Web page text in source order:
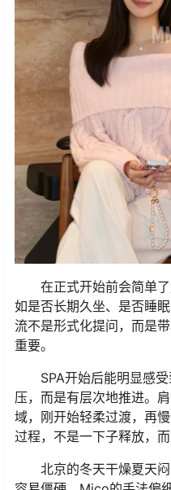
在正式开始前会简单
如是否长期久坐、是否睡
流不是形式化提问，而是
重要。
SPA开始后能明显感
压，而是有层次地推进。
域，刚开始轻柔过渡，再
过程，不是一下子释放，而
北京的冬天干燥夏天